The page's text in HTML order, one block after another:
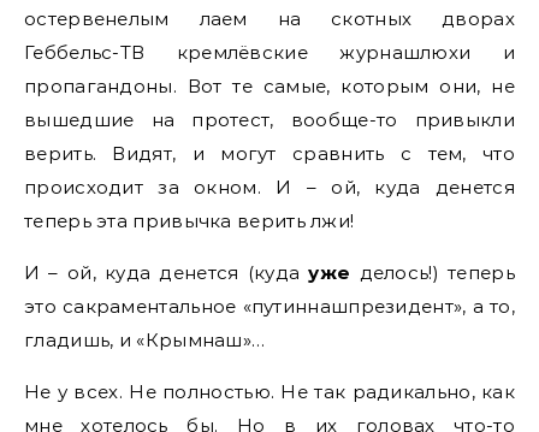
остервенелым лаем на скотных дворах
Геббельс-ТВ кремлёвские журнашлюхи и
пропагандоны. Вот те самые, которым они, не
вышедшие на протест, вообще-то привыкли
верить. Видят, и могут сравнить с тем, что
происходит за окном. И – ой, куда денется
теперь эта привычка верить лжи!
И – ой, куда денется (кудауже делось!) теперь
это сакраментальное «путиннашпрезидент», а то,
гладишь, и «Крымнаш»…
Не у всех. Не полностью. Не так радикально, как
мне хотелось бы. Но в их головах что-то